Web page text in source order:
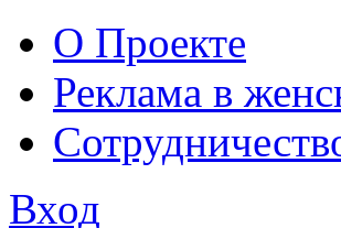
О Проекте
Реклама в
Вход